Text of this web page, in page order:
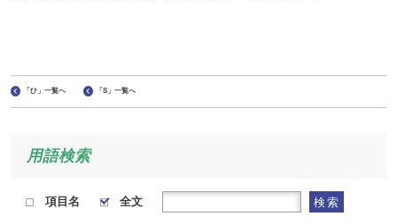
「ひ」一覧へ 「S」一覧へ
用語検索
項目名 全文 検索